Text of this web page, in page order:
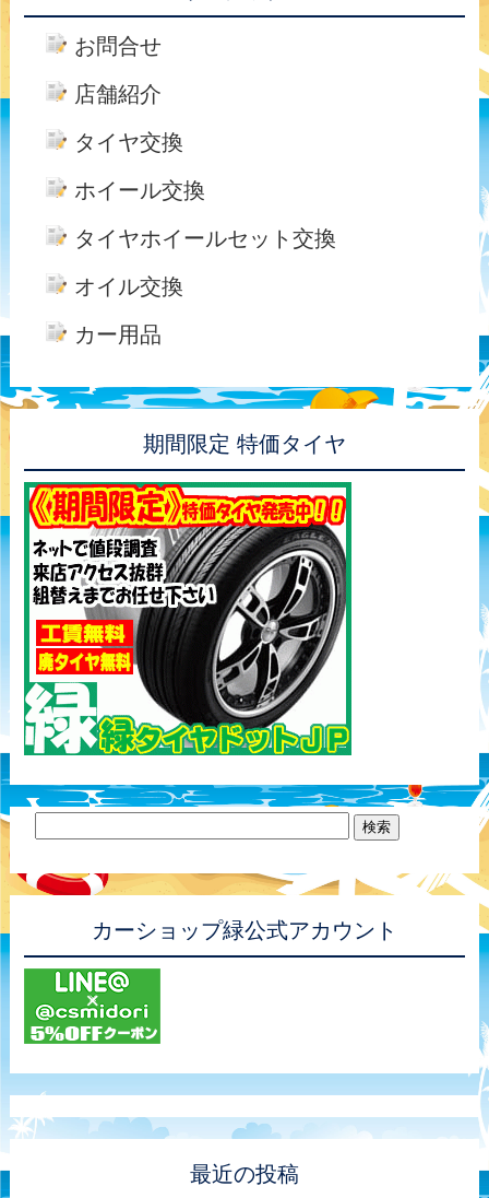
お問合せ
店舗紹介
タイヤ交換
ホイール交換
タイヤホイールセット交換
オイル交換
カー用品
期間限定 特価タイヤ
カーショップ緑公式アカウント
最近の投稿